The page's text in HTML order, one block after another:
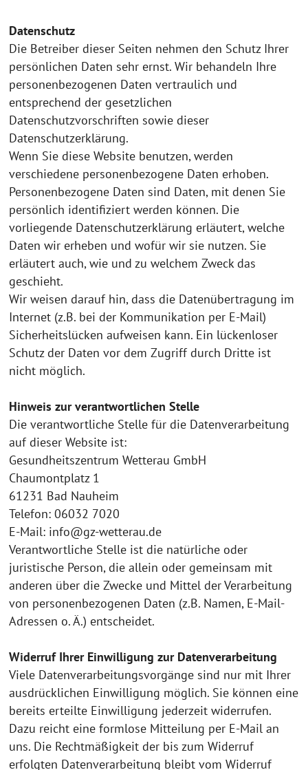
Datenschutz
Die Betreiber dieser Seiten nehmen den Schutz Ihrer
persönlichen Daten sehr ernst. Wir behandeln Ihre
personenbezogenen Daten vertraulich und
entsprechend der gesetzlichen
Datenschutzvorschriften sowie dieser
Datenschutzerklärung.
Wenn Sie diese Website benutzen, werden
verschiedene personenbezogene Daten erhoben.
Personenbezogene Daten sind Daten, mit denen Sie
persönlich identifiziert werden können. Die
vorliegende Datenschutzerklärung erläutert, welche
Daten wir erheben und wofür wir sie nutzen. Sie
erläutert auch, wie und zu welchem Zweck das
geschieht.
Wir weisen darauf hin, dass die Datenübertragung im
Internet (z.B. bei der Kommunikation per E-Mail)
Sicherheitslücken aufweisen kann. Ein lückenloser
Schutz der Daten vor dem Zugriff durch Dritte ist
nicht möglich.
Hinweis zur verantwortlichen Stelle
Die verantwortliche Stelle für die Datenverarbeitung
auf dieser Website ist:
Gesundheitszentrum Wetterau GmbH
Chaumontplatz 1
61231 Bad Nauheim
Telefon: 06032 7020
E-Mail: info@gz-wetterau.de
Verantwortliche Stelle ist die natürliche oder
juristische Person, die allein oder gemeinsam mit
anderen über die Zwecke und Mittel der Verarbeitung
von personenbezogenen Daten (z.B. Namen, E-Mail-
Adressen o. Ä.) entscheidet.
Widerruf Ihrer Einwilligung zur Datenverarbeitung
Viele Datenverarbeitungsvorgänge sind nur mit Ihrer
ausdrücklichen Einwilligung möglich. Sie können eine
bereits erteilte Einwilligung jederzeit widerrufen.
Dazu reicht eine formlose Mitteilung per E-Mail an
uns. Die Rechtmäßigkeit der bis zum Widerruf
erfolgten Datenverarbeitung bleibt vom Widerruf